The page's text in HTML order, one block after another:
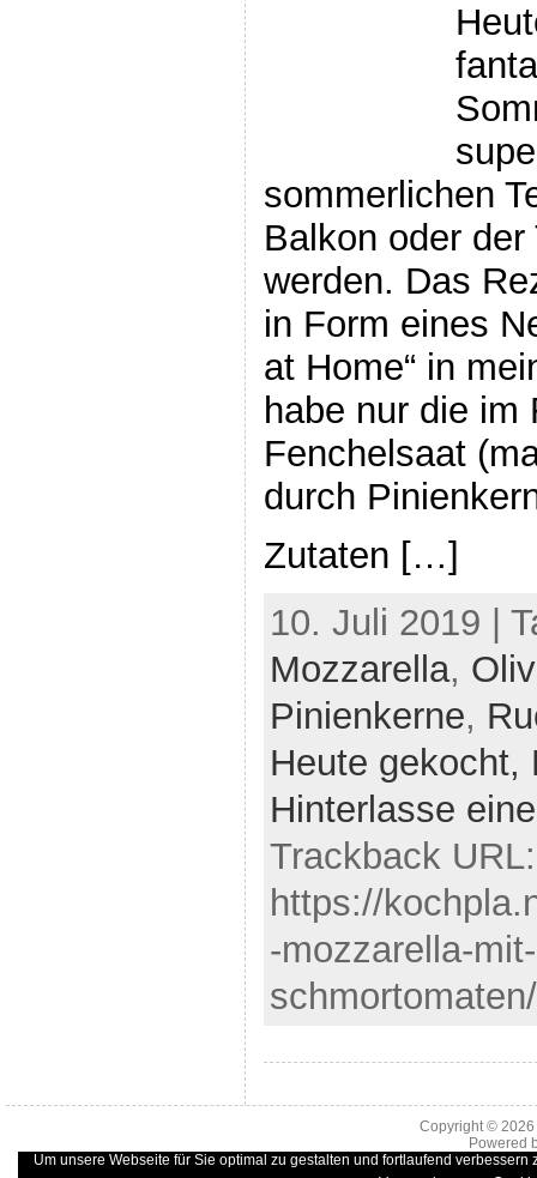
sommerlichen
Balkon oder
werden. Das
in Form eines
at Home“ in
habe nur die im
Fenchelsaat
durch
Zutaten […]
10. Juli 2019 |
Mozzarella,
Pinienkerne,
Heute gekocht,
Hinterlasse
Trackback URL:
https://
-mozzarella-mit-
Copyright ©
Powered
Um unsere Webseite für Sie optimal zu gestalten und fortlaufend